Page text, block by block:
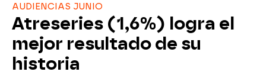
AUDIENCIAS JUNIO
Atreseries (1,6%) logra el
mejor resultado de su
historia